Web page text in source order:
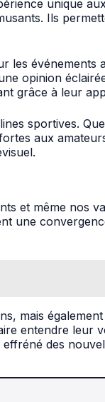
unique
Ils
événements
opinion
grâce à leur
sportives.
aux
et même
une
entendre leur
des